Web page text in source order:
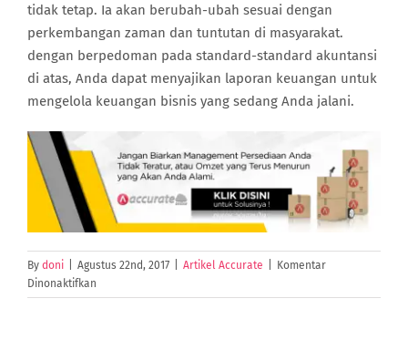
tidak tetap. Ia akan berubah-ubah sesuai dengan
perkembangan zaman dan tuntutan di masyarakat.
dengan berpedoman pada standard-standard akuntansi
di atas, Anda dapat menyajikan laporan keuangan untuk
mengelola keuangan bisnis yang sedang Anda jalani.
By doni Agustus 22nd, 2017 Artikel Accurate
Komentar
Dinonaktifkan
Memahami